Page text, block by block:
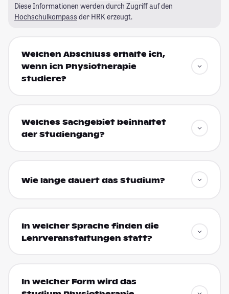
Diese Informationen werden durch Zugriff auf den
Hochschulkompass der HRK erzeugt.
Welchen Abschluss erhalte ich,
wenn ich Physiotherapie
studiere?
Welches Sachgebiet beinhaltet
der Studiengang?
Wie lange dauert das Studium?
In welcher Sprache finden die
Lehrveranstaltungen statt?
In welcher Form wird das